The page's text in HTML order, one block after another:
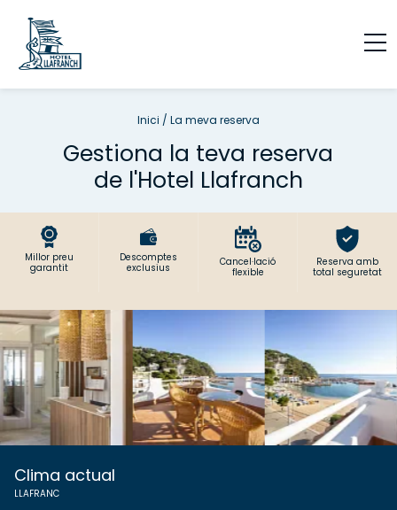
Inici / La meva reserva
Gestiona la teva reserva
de l'Hotel Llafranch
Millor preu
garantit
Descomptes
exclusius
Cancel·lació
flexible
Reserva amb
total seguretat
Clima actual
LLAFRANC